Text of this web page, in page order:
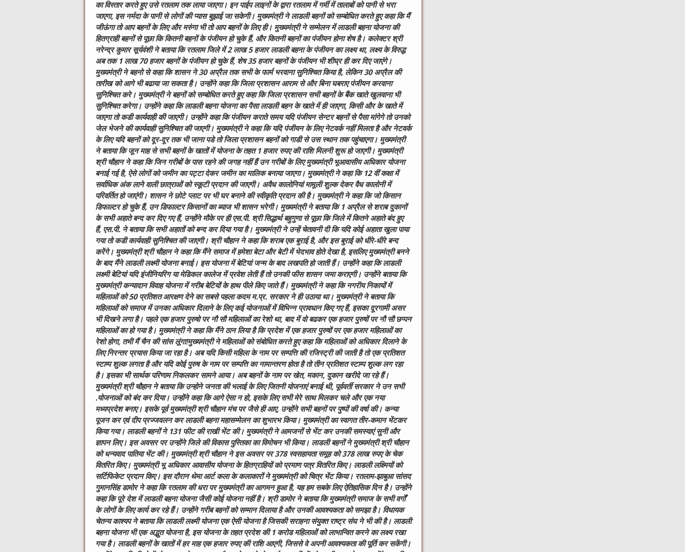
का विस्तार करते हुए उसे रतलाम तक लाया जाएगा। इन पाईप लाइनों के द्वारा रतलाम में गर्मी में तालाबों को पानी से भरा
जाएगा, इस नर्मदा के पानी से लोगों की प्यास बुझाई जा सकेगी। मुख्यमंत्री ने लाडली बहनों को सम्बोधित करते हुए कहा कि मैं
जीऊंगा तो आप बहनों के लिए और मरुंगा भी तो आप बहनों के लिए ही। मुख्यमंत्री ने सम्मेलन में लाडली बहना योजना की
हितग्राही बहनों से पूछा कि कितनी बहनों के पंजीयन हो चुके हैं, और कितनी बहनों का पंजीयन होना शेष है। कलेक्टर श्री
नरेन्द्र कुमार सूर्यवंशी ने बताया कि रतलाम जिले में 2 लाख 5 हजार लाडली बहना के पंजीयन का लक्ष्य था, लक्ष्य के विरुद्ध
अब तक 1 लाख 70 हजार बहनों के पंजीयन हो चुके हैं, शेष 35 हजार बहनों के पंजीयन भी शीघ्र ही कर दिए जाएंगे।
मुख्यमंत्री ने बहनो से कहा कि शासन ने 30 अप्रैल तक सभी के फार्म भरवाना सुनिश्चित किया है, लेकिन 30 अप्रैल की
तारीख को आगे भी बढाया जा सकता है। उन्होंने कहा कि जिला प्रशासन आराम से और बिना घबराए पंजीयन करवाना
सुनिश्चित करे। मुख्यमंत्री ने बहनों को सम्बोधित करते हुए कहा कि जिला प्रशासन सभी बहनों के बैंक खाते खुलवाना भी
सुनिश्चित करेगा। उन्होंने कहा कि लाडली बहना योजना का पैसा लाडली बहन के खाते में ही जाएगा, किसी और के खाते में
जाएगा तो कडी कार्यवाही की जाएगी। उन्होंने कहा कि पंजीयन कराते समय यदि पंजीयन सेन्टर बहनों से पैसा मांगेगे तो उनको
जेल भेजने की कार्यवाही सुनिश्चित की जाएगी। मुख्यमंत्री ने कहा कि यदि पंजीयन के लिए नेटवर्क नहीं मिलता है और नेटवर्क
के लिए यदि बहनों को दूर-दूर तक भी जाना पडे तो जिला प्रशासन बहनों को गाडी से उस स्थान तक पहुंचाएगा। मुख्यमंत्री
ने बताया कि जून माह से सभी बहनों के खातों में योजना के तहत 1 हजार रुपए की राशि मिलनी शुरू हो जाएगी। मुख्यमंत्री
श्री चौहान ने कहा कि जिन गरीबों के पास रहने की जगह नहीं हैं उन गरीबों के लिए मुख्यमंत्री भूआवासीय अधिकार योजना
बनाई गई है, ऐसे लोगों को जमीन का पट्टा देकर जमीन का मालिक बनाया जाएगा। मुख्यमंत्री ने कहा कि 12 वीं कक्षा में
सर्वाधिक अंक लाने वाली छात्राओं को स्कूटी प्रदान की जाएगी। अवैध कालोनियां मामूली शुल्क देकर वैध कालोनी में
परिवर्तित हो जाएंगी। शासन ने छोटे प्लाट पर भी घर बनाने की स्वीकृति प्रदान की है। मुख्यमंत्री ने कहा कि जो किसान
डिफाल्टर हो चुके हैं, उन डिफाल्टर किसानों का ब्याज भी शासन भरेगी। मुख्यमंत्री ने बताया कि 1 अप्रैल से शराब दुकानों
के सभी अहाते बन्द कर दिए गए हैं, उन्होंने मौके पर ही एस.पी. श्री सिद्धार्थ बहुगुणा से पूछा कि जिले में कितने अहाते बंद हुए
हैं, एस.पी. ने बताया कि सभी अहातों को बन्द कर दिया गया है। मुख्यमंत्री ने उन्हें चेतावनी दी कि यदि कोई अहाता खुला पाया
गया तो कडी कार्यवाही सुनिश्चित की जाएगी। श्री चौहान ने कहा कि शराब एक बुराई है, और इस बुराई को धीरे-धीरे बन्द
करेंगे। मुख्यमंत्री श्री चौहान ने कहा कि मैंने समाज में हमेशा बेटा और बेटी में भेदभाव होते देखा है, इसलिए मुख्यमंत्री बनने
के बाद मैंने लाडली लक्ष्मी योजना बनाई। इस योजना में बेटियां जन्म के बाद लखपति हो जाती हैं। उन्होंने कहा कि लाडली
लक्ष्मी बेटियां यदि इंजीनियरिग या मेडिकल कालेज में प्रवेश लेती हैं तो उनकी फीस शासन जमा कराएगी। उन्होंने बताया कि
मुख्यमंत्री कन्यादान विवाह योजना में गरीब बेटियों के हाथ पीले किए जाते हैं। मुख्यमंत्री ने कहा कि नगरीय निकायों में
महिलाओं को 50 प्रतिशत आरक्षण देने का सबसे पहला कदम म.प्र. सरकार ने ही उठाया था। मुख्यमंत्री ने बताया कि
महिलाओं को समाज में उनका अधिकार दिलाने के लिए कई योजनाओं में विभिन्न प्रावधान किए गए हैं, इसका दूरगामी असर
भी दिखने लगा है। पहले एक हजार पुरुषो पर नौ सौ महिलाओं का रेशो था, बाद में वो बढकर एक हजार पुरुषों पर नौ सौ छप्पन
महिलाओं का हो गया है। मुख्यमंत्री ने कहा कि मैंने ठान लिया है कि प्रदेश में एक हजार पुरुषों पर एक हजार महिलाओं का
रेशो होगा, तभी मैं चैन की सांस लूंगा!मुख्यमंत्री ने महिलाओं को संबोधित करते हुए कहा कि महिलाओं को अधिकार दिलाने के
लिए निरन्तर प्रयास किया जा रहा है। अब यदि किसी महिला के नाम पर सम्पत्ति की रजिस्ट्री की जाती है तो एक प्रतिशत
स्टाम्प शुल्क लगता है और यदि कोई पुरुष के नाम पर सम्पत्ति का नामान्तरण होता है तो तीन प्रतिशत स्टाम्प शुल्क लग रहा
है। इसका भी सार्थक परिणाम निकलकर सामने आया। अब बहनों के नाम पर खेत, मकान, दुकान खरीदे जा रहे हैं।
मुख्यमंत्री श्री चौहान ने बताया कि उन्होने जनता की भलाई के लिए जितनी योजनाएं बनाई थी, पूर्ववर्ती सरकार ने उन सभी
.योजनाओं को बंद कर दिया। उन्होंने कहा कि आगे ऐसा न हो, इसके लिए सभी मेरे साथ मिलकर चले और एक नया
मध्यप्रदेश बनाए। इसके पूर्व मुख्यमंत्री श्री चौहान मंच पर जैसे ही आए, उन्होंने सभी बहनों पर पुष्पों की वर्षा की। कन्या
पूजन कर एवं दीप प्रज्जवलन कर लाडली बहना महासम्मेलन का शुभारभ किया। मुख्यमंत्री का स्वागत तीर-कमान भेंटकर
किया गया। लाडली बहनों ने 131 फीट की राखी भेंट की। मुख्यमंत्री ने आमजनों से भेंट कर उनकी समस्याएं सुनी और
ज्ञापन लिए। इस अवसर पर उन्होंने जिले की विकास पुस्तिका का विमोचन भी किया। लाडली बहनों ने मुख्यमंत्री श्री चौहान
को धन्यवाद पातिया भेंट की। मुख्यमंत्री श्री चौहान ने इस अवसर पर 378 स्वसहायता समूह को 378 लाख रुपए के चेक
वितरित किए। मुख्यमंत्री भू अधिकार आवासीय योजना के हितग्राहियों को प्रमाण पत्र वितरित किए। लाडली लक्ष्मियों को
सर्टिफिकेट प्रदान किए। इस दौरान थेमा आर्ट कला के कलाकारों ने मुख्यमंत्री को चित्र भेंट किया। रतलाम-झाबुआ सांसद
गुमानसिंह डामोर ने कहा कि रतलाम की धरा पर मुख्यमंत्री का आगमन हुआ है, यह हम सबके लिए ऐतिहासिक दिन है। उन्होंने
कहा कि पूरे देश में लाडली बहना योजना जैसी कोई योजना नहीं है। श्री डामोर ने बताया कि मुख्यमंत्री समाज के सभी वर्गों
के लोगों के लिए कार्य कर रहे हैं। उन्होंने गरीब बहनों को सम्मान दिलाया है और उनकी आवश्यकता को समझा है। विधायक
चेतन्य काश्यप ने बताया कि लाडली लक्ष्मी योजना एक ऐसी योजना है जिसकी सराहना संयुक्त राष्ट्र संघ ने भी की है। लाडली
बहना योजना भी एक अद्भुत योजना है, इस योजना के तहत प्रदेश की 1 करोड महिलाओं को लाभान्वित करने का लक्ष्य रखा
गया है। लाडली बहनों के खातों में हर माह एक हजार रुपए की राशि आएगी, जिससे वे अपनी आवश्यकता की पूर्ति कर सकेंगी।